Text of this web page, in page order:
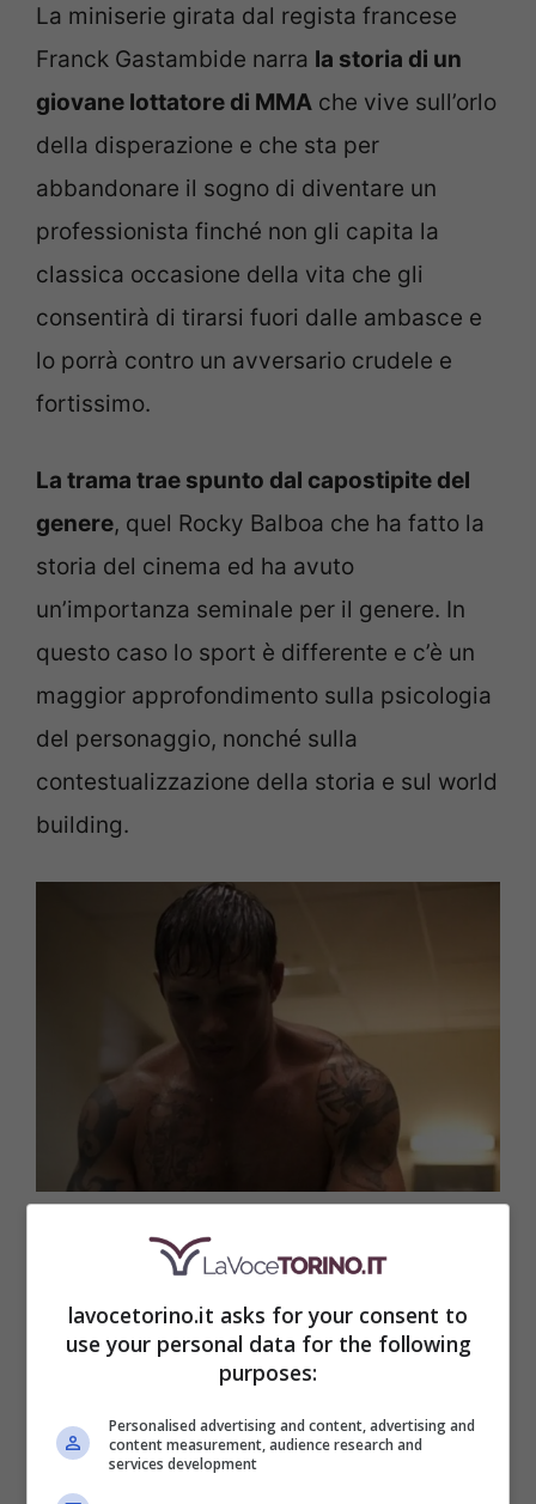
La miniserie girata dal regista francese
Franck Gastambide narra la storia di un
giovane lottatore di MMA che vive sull’orlo
della disperazione e che sta per
abbandonare il sogno di diventare un
professionista finché non gli capita la
classica occasione della vita che gli
consentirà di tirarsi fuori dalle ambasce e
lo porrà contro un avversario crudele e
fortissimo.
La trama trae spunto dal capostipite del
genere, quel Rocky Balboa che ha fatto la
storia del cinema ed ha avuto
un’importanza seminale per il genere. In
questo caso lo sport è differente e c’è un
maggior approfondimento sulla psicologia
del personaggio, nonché sulla
contestualizzazione della storia e sul world
building.
assolutamente recuperare – Prime Video – Lavocetorino.it
Proprio lamaggiore attenzione all’aspetto
psicologico del personaggioe al contesto
protagonista ma al mondo dell’MMA ha
fatto sì che il contenuto piacesse non solo
lavocetorino.it asks for your consent to
use your personal data for the following
purposes:
Personalised advertising and content, advertising and
content measurement, audience research and
services development